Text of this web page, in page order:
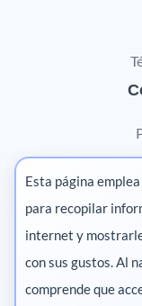
Esta página
para recopilar
internet y
con sus gustos. Al
comprende que